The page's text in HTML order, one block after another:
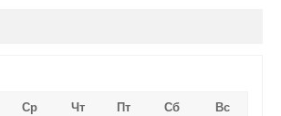
Ср Чт Пт Сб
Вс